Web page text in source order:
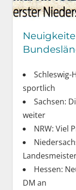
Schleswig-
sportlich
Sachsen:
weiter
NRW: Viel
Hessen:
DM an